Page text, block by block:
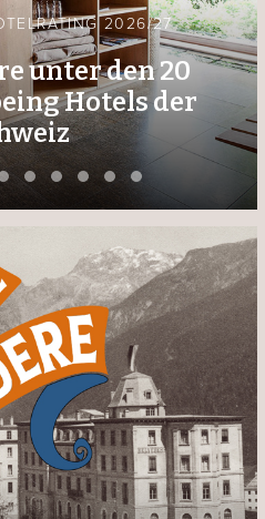
2026/27
unter den 20
Hotels der